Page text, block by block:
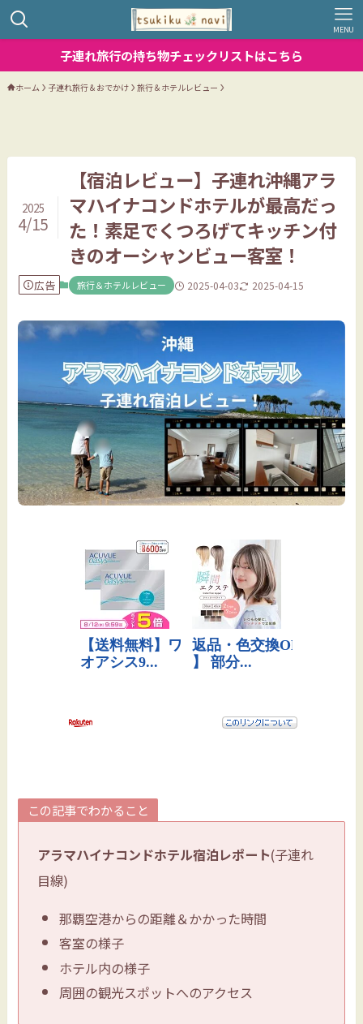
MENU
子連れ旅行の持ち物チェックリストはこちら
ホーム 子連れ旅行＆おでかけ 旅行＆ホテルレビュー
【宿泊レビュー】子連れ沖縄アラ
マハイナコンドホテルが最高だっ
た！素足でくつろげてキッチン付
きのオーシャンビュー客室！
2025
4/15
広告 旅行＆ホテルレビュー 2025-04-03 2025-04-15
この記事でわかること
アラマハイナコンドホテル宿泊レポート(子連れ
目線)
那覇空港からの距離＆かかった時間
客室の様子
ホテル内の様子
周囲の観光スポットへのアクセス